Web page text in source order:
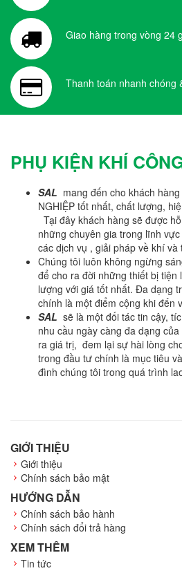
Giao hàng trong vòng 24
Thanh toán nhanh chóng
PHỤ KIỆN KHÍ
SAL mang đến cho khách
NGHIỆP tốt nhất, chất lượng,
Tại đây khách hàng sẽ được
những chuyên gia trong lĩnh
các dịch vụ , giải pháp về khí và
Chúng tôi luôn không ngừng
để cho ra đời những thiết bị
lượng với giá tốt nhất. Đa dạng
chính là một điểm cộng khi đến
SAL sẽ là một đối tác tin cậy,
nhu cầu ngày càng đa dạng
ra giá trị, đem lại sự hài lòng
trong đầu tư chính là mục tiêu
đình chúng tôi trong quá trình
GIỚI THIỆU
Giới thiệu
Chính sách bảo mật
HƯỚNG DẪN
Chính sách bảo hành
Chính sách đổi trả hàng
XEM THÊM
Tin tức